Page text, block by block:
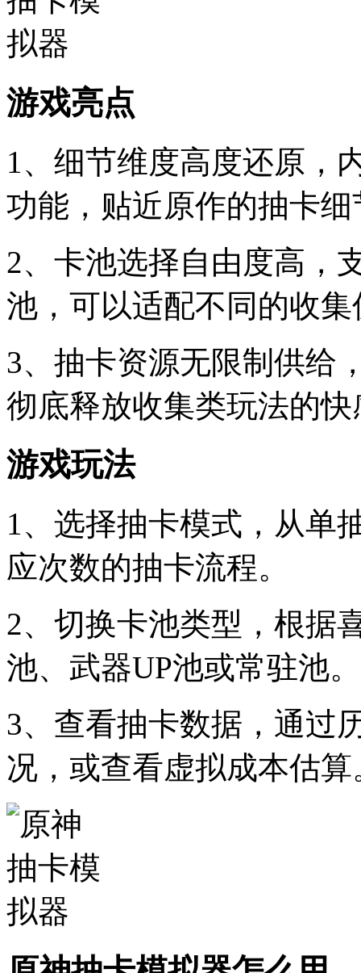
游戏亮点
1、细节维度高度还原，
功能，贴近原作的抽卡细
2、卡池选择自由度高，
池，可以适配不同的收集
3、抽卡资源无限制供给
彻底释放收集类玩法的快
游戏玩法
1、选择抽卡模式，从单
应次数的抽卡流程。
2、切换卡池类型，根据
池、武器UP池或常驻池。
3、查看抽卡数据，通过
况，或查看虚拟成本估算